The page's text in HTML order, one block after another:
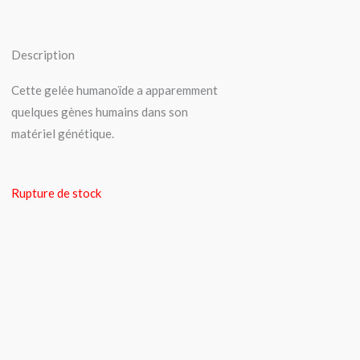
Description
Cette gelée humanoïde a apparemment
quelques gènes humains dans son
matériel génétique.
Rupture de stock